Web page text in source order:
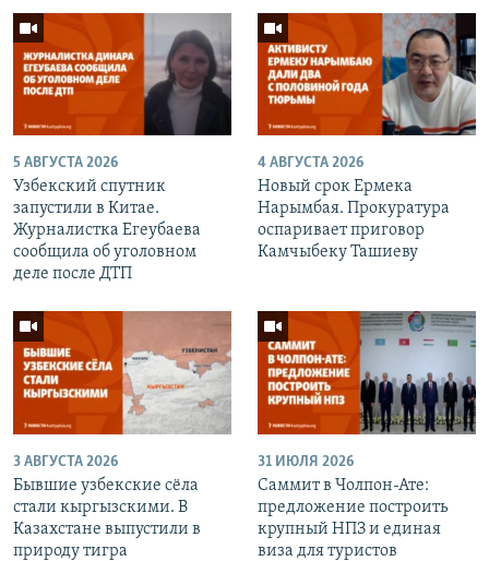
5 АВГУСТА 2026
Узбекский спутник
запустили в Китае.
Журналистка Егеубаева
сообщила об уголовном
деле после ДТП
4 АВГУСТА 2026
Новый срок Ермека
Нарымбая. Прокуратура
оспаривает приговор
Камчыбеку Ташиеву
3 АВГУСТА 2026
Бывшие узбекские сёла
стали кыргызскими. В
Казахстане выпустили в
природу тигра
31 ИЮЛЯ 2026
Саммит в Чолпон-Ате:
предложение построить
крупный НПЗ и единая
виза для туристов